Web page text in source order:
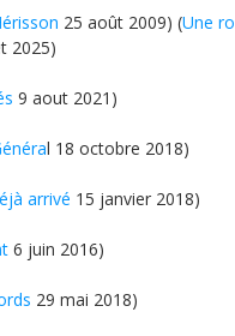
25 août 2009) (Une
2025)
9 aout 2021)
l 18 octobre 2018)
arrivé 15 janvier 2018)
6 juin 2016)
29 mai 2018)